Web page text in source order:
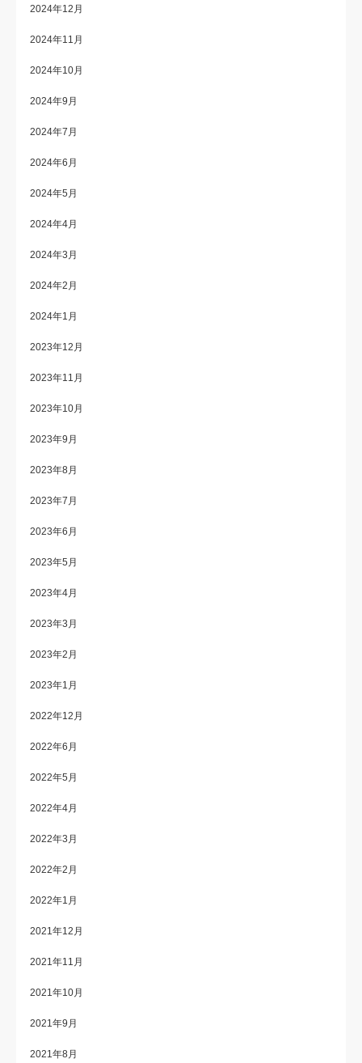
2024年12月
2024年11月
2024年10月
2024年9月
2024年7月
2024年6月
2024年5月
2024年4月
2024年3月
2024年2月
2024年1月
2023年12月
2023年11月
2023年10月
2023年9月
2023年8月
2023年7月
2023年6月
2023年5月
2023年4月
2023年3月
2023年2月
2023年1月
2022年12月
2022年6月
2022年5月
2022年4月
2022年3月
2022年2月
2022年1月
2021年12月
2021年11月
2021年10月
2021年9月
2021年8月